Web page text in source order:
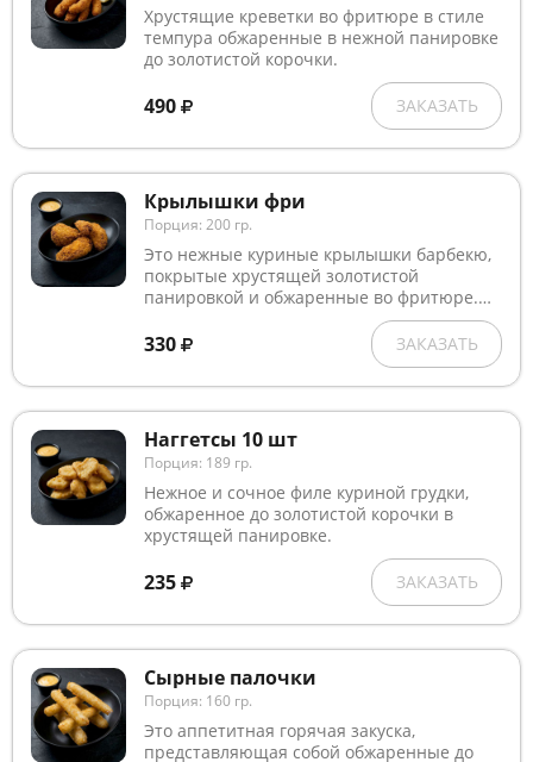
Хрустящие креветки во фритюре в стиле
темпура обжаренные в нежной панировке
до золотистой корочки.
490 ЗАКАЗАТЬ
Крылышки фри
Порция: 200 гр.
Это нежные куриные крылышки барбекю,
покрытые хрустящей золотистой
панировкой и обжаренные во фритюре.
Благодаря фирменному рецепту
маринования и технологии приготовления
мясо внутри остаётся сочным и мягким, а
снаружи образуется аппетитная
330 ЗАКАЗАТЬ
Наггетсы 10 шт
Порция: 189 гр.
Нежное и сочное филе куриной грудки,
обжаренное до золотистой корочки в
хрустящей панировке.
235 ЗАКАЗАТЬ
Сырные палочки
Порция: 160 гр.
Это аппетитная горячая закуска,
представляющая собой обжаренные до